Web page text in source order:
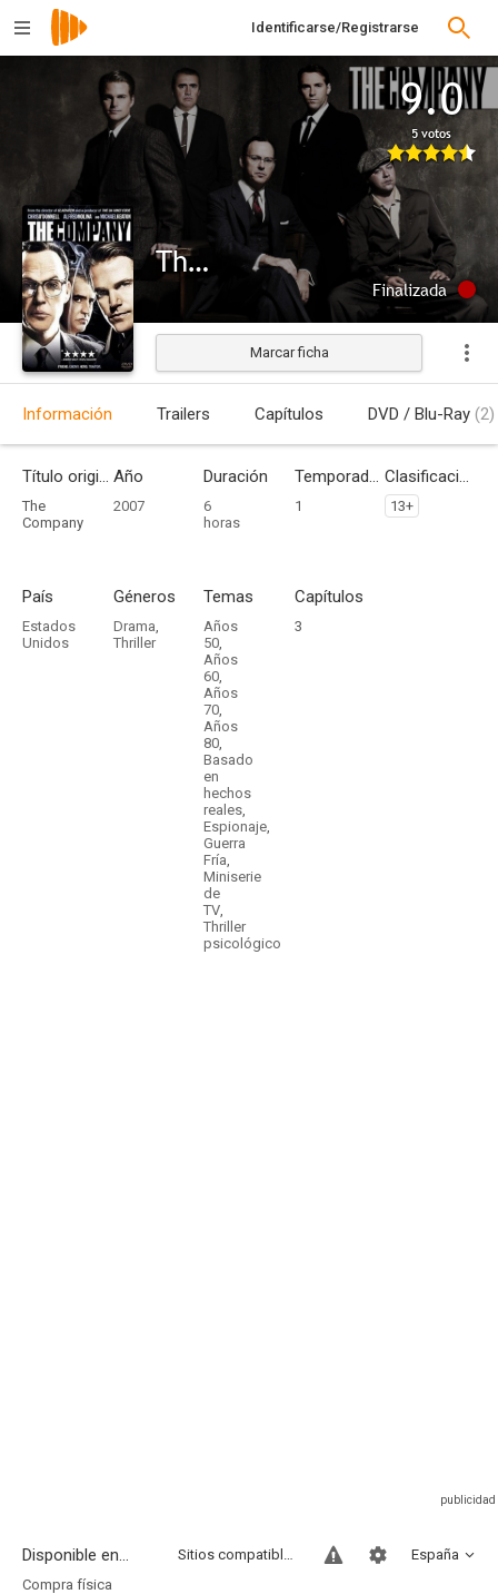
Identificarse/Registrarse
9.0
5 votos
The Company
Finalizada
Marcar ficha
Información Trailers Capítulos DVD / Blu-Ray (2)
Título original
The
Company
Año
2007
Duración
6
horas
Temporadas
1
Clasificación por edades
13+
País
Estados
Unidos
Géneros
Drama,
Thriller
Temas
Años
50,
Años
60,
Años
70,
Años
80,
Basado
en
hechos
reales,
Espionaje,
Guerra
Fría,
Miniserie
de
TV,
Thriller
psicológico
Capítulos
3
Disponible en... España
Sitios compatibles
Compra física